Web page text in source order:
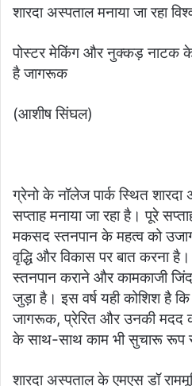
शारदा अस्पताल मनाया जा रहा
पोस्टर मेकिंग और नुक्कड़ नाटक के
है जागरूक
(आशीष सिंघल)
ग्रेनो के नॉलेज पार्क स्थित
सप्ताह मनाया जा रहा है। पूरे
मकसद स्तनपान के महत्व को
वृद्धि और विकास पर बात करना
स्तनपान कराने और कामकाजी
जुड़ा है। इस वर्ष यही कोशिश है
जागरूक, प्रेरित और उनकी मदद
के साथ-साथ काम भी सुचारू
शारदा अस्पताल के एमएस डॉ